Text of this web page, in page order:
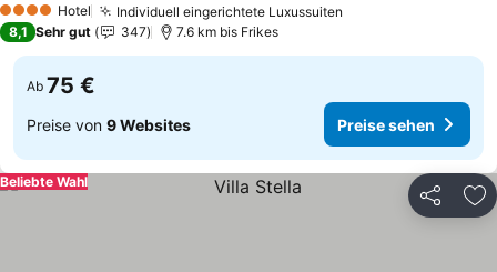
4 Sterne Hotel Individuell eingerichtete Luxussuiten
8,1 Sehr gut 347 7.6 km bis Frikes
Ab 75 €
Preise von 9 Websites Preise sehen
Teilen
Beliebte Wahl